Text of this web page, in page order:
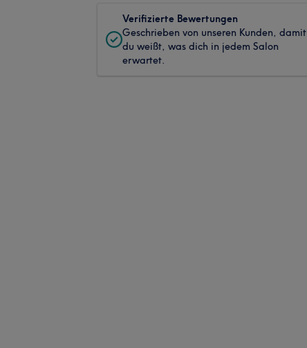
Verifizierte Bewertungen
Geschrieben von unseren Kunden, damit
du weißt, was dich in jedem Salon
erwartet.